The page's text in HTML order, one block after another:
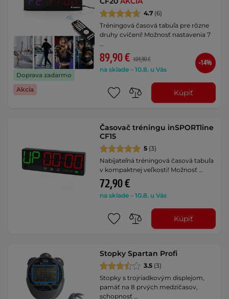
Doprava zadarmo
Akcia
4.7 (6)
Tréningová časová tabuľa pre rôzne
druhy cvičení! Možnosť nastavenia 7
…
89,90 € 104,90 €
na sklade – 10.8. u Vás
-14%
Kúpiť
Časovač tréningu inSPORTline
CF15
5 (3)
Nabíjateľná tréningová časová tabuľa
v kompaktnej veľkosti! Možnosť …
72,90 €
na sklade – 10.8. u Vás
Kúpiť
Stopky Spartan Profi
3.5 (3)
Stopky s trojriadkovým displejom,
pamäť na 8 prvých medzičasov,
schopnosť …